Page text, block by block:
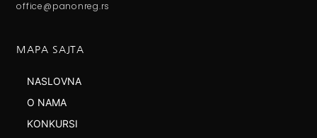
office@panonreg.rs
MAPA SAJTA
NASLOVNA
O NAMA
KONKURSI